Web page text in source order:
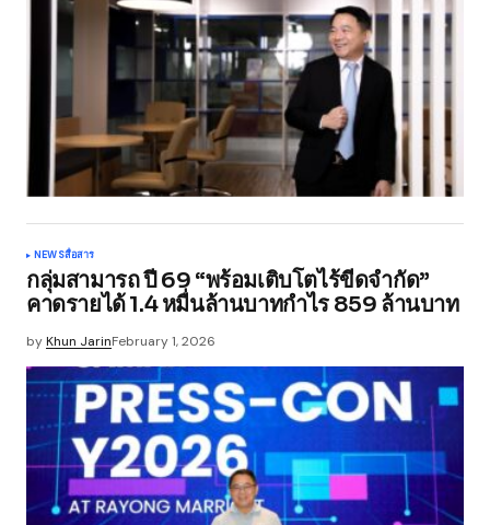
NEWSสื่อสาร
กลุ่มสามารถ ปี 69 “พร้อมเติบโตไร้ขีดจำกัด”
คาดรายได้ 1.4 หมื่นล้านบาทกำไร 859 ล้านบาท
byKhun JarinFebruary 1, 2026